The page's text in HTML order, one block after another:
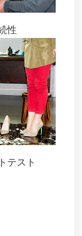
性
テスト